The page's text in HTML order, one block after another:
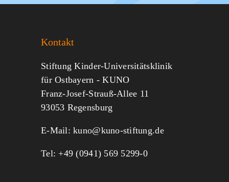
Jeder kann helfen.
MITMACHEN SPENDEN
Kontakt
Stiftung Kinder-Universitätsklinik
für Ostbayern - KUNO
Franz-Josef-Strauß-Allee 11
93053 Regensburg
E-Mail:kuno@kuno-stiftung.de
Tel: +49 (0941) 569 5299-0